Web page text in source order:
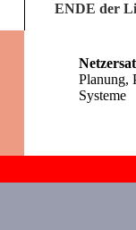
ENDE der
Planung,
Systeme